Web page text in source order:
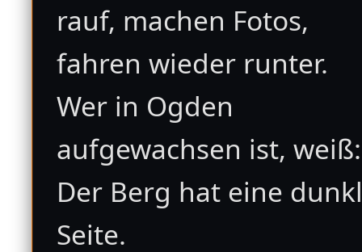
rauf, machen Fotos,
fahren wieder runter.
Wer in Ogden
aufgewachsen ist, weiß:
Der Berg hat eine
Seite.